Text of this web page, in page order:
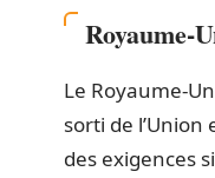
Royaume-
Le Royaume-
sorti de
des exigences